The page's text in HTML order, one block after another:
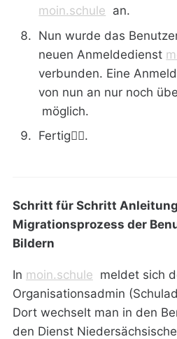
moin.schule an.
Nun wurde das
neuen Anmeldedienst
verbunden. Eine
von nun an nur noch
möglich.
Fertig👌🏻.
Schritt für Schritt
Migrationsprozess der
Bildern
In moin.schule meldet sich
Organisationsadmin
Dort wechselt man in den
den Dienst